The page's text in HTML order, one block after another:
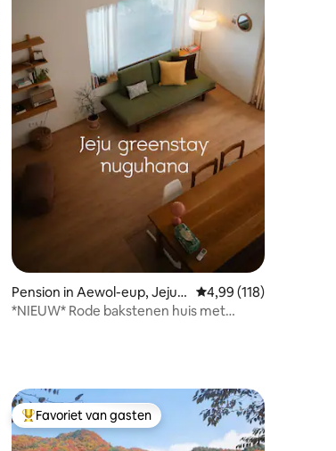
van 4,98 op 5, 228 recensies
Pension in Aewol-eup, Jeju-s
i
Gemiddelde
4,99 (118)
*NIEUW* Rode bakstenen huis met
Topfavoriet van gasten
Favoriet van gasten